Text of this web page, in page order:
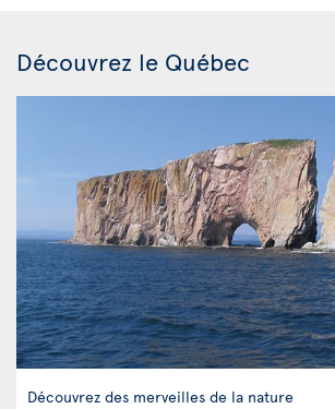
Découvrez le Québec
Découvrez des merveilles de la nature